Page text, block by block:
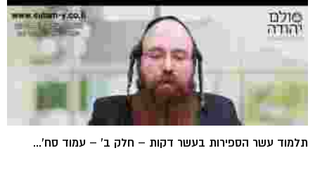
תלמוד עשר הספירות בעשר דקות – חלק ב' – עמוד סח'...